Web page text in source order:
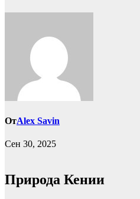
ОтAlex Savin
Сен 30, 2025
Природа Кении